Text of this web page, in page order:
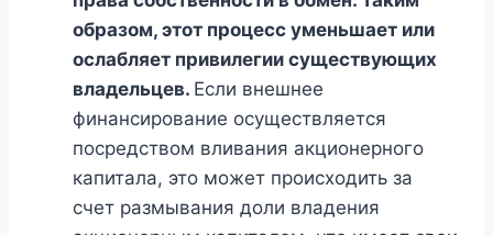
образом, этот процесс уменьшает или
ослабляет привилегии существующих
владельцев. Если внешнее
финансирование осуществляется
посредством вливания акционерного
капитала, это может происходить за
счет размывания доли владения